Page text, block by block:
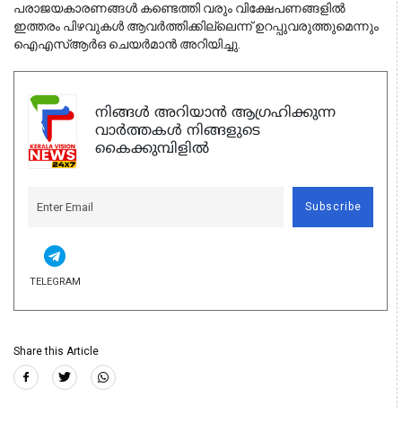
പരാജയകാരണങ്ങൾ കണ്ടെത്തി വരും വിക്ഷേപണങ്ങളിൽ
ഇത്തരം പിഴവുകൾ ആവർത്തിക്കില്ലെന്ന് ഉറപ്പുവരുത്തുമെന്നും
ഐഎസ്ആർഒ ചെയർമാൻ അറിയിച്ചു.
നിങ്ങൾ അറിയാൻ ആഗ്രഹിക്കുന്ന
വാർത്തകൾ നിങ്ങളുടെ
കൈക്കുമ്പിളിൽ
Subscribe
TELEGRAM
Share this Article